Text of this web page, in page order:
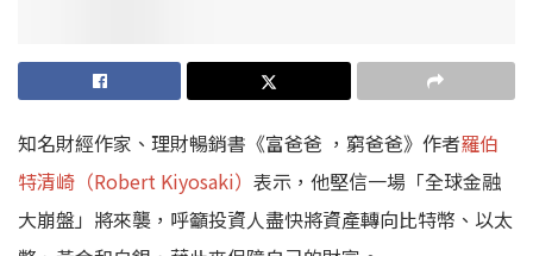
知名財經作家、理財暢銷書《富爸爸 ，窮爸爸》作者羅伯
特清崎（Robert Kiyosaki） 表示，他堅信一場「全球金融
大崩盤」將來襲，呼籲投資人盡快將資產轉向比特幣、以太